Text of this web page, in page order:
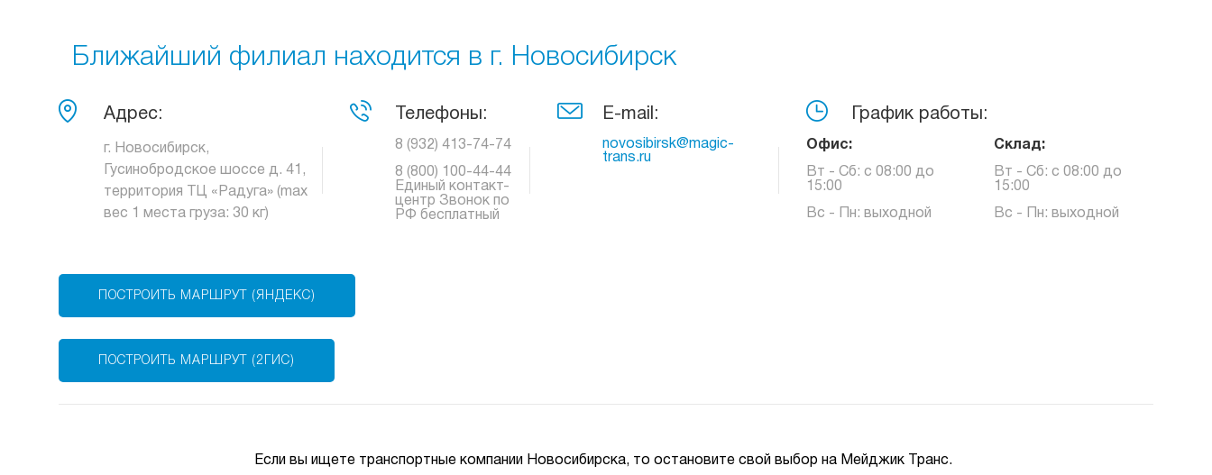
Ближайший филиал находится в г. Новосибирск
Адрес:
г. Новосибирск,
Гусинобродское шоссе д. 41,
территория ТЦ «Радуга» (max
вес 1 места груза: 30 кг)
Телефоны:
8 (932) 413-74-74
8 (800) 100-44-44
Единый контакт-
центр Звонок по
РФ бесплатный
E-mail:
novosibirsk@magic-
trans.ru
График работы:
Офис:
Вт - Сб: с 08:00 до
15:00
Вс - Пн: выходной
Склад:
Вт - Сб: с 08:00 до
15:00
Вс - Пн: выходной
ПОСТРОИТЬ МАРШРУТ (ЯНДЕКС)
ПОСТРОИТЬ МАРШРУТ (2ГИС)
Если вы ищете транспортные компании Новосибирска, то остановите свой выбор на Мейджик Транс.